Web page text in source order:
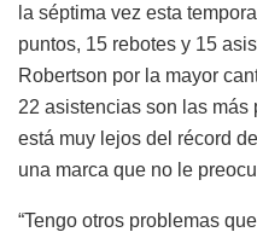
la séptima vez esta
puntos, 15 rebotes y 15
Robertson por la mayor
22 asistencias son las más
está muy lejos del récord
una marca que no le
“Tengo otros problemas